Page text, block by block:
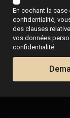
Calculatrice
En cochant la case
confidentialité,
des clauses
vos données
confidentialité.